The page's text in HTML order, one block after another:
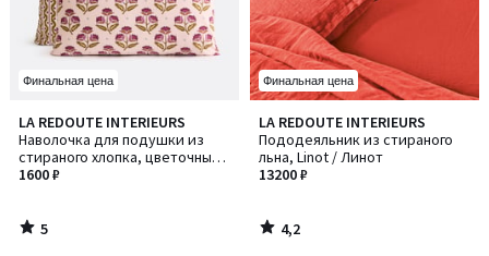
Финальная цена
LA REDOUTE INTERIEURS
Наволочка для подушки из
стираного хлопка, цветочный
узор, ANTES / АНТЕС
1600 ₽
5
/
5
5
/
Финальная цена
LA REDOUTE INTERIEURS
Пододеяльник из стираного
льна, Linot / Линот
13200 ₽
4,2
/ 5
4,2
/